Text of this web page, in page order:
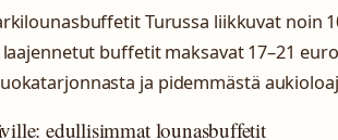
Turussa liikkuvat noin
buffetit maksavat 17–21
ja pidemmästä
edullisimmat lounasbuffetit